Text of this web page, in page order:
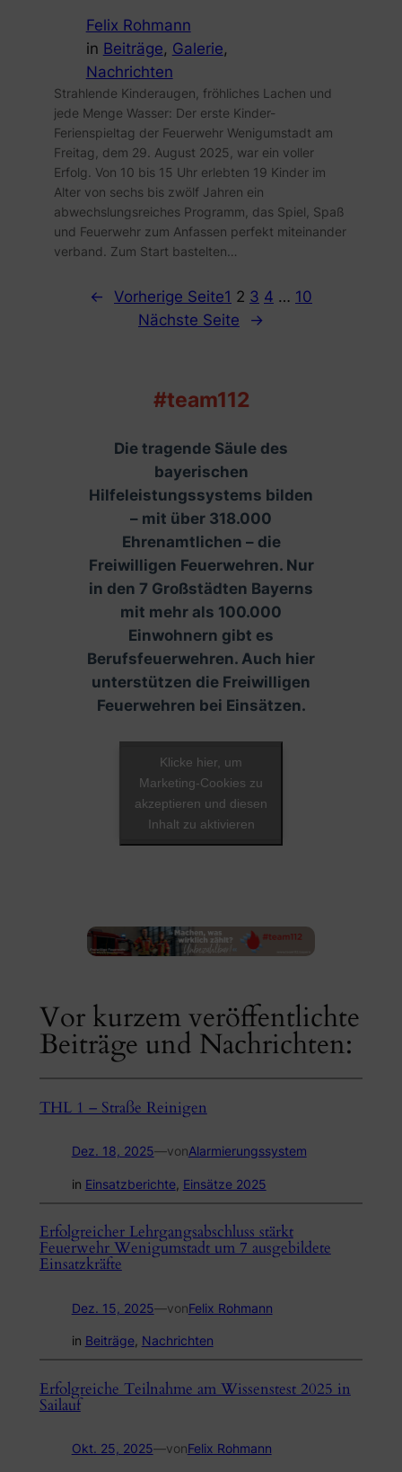
Felix Rohmann
in Beiträge, Galerie
Nachrichten
Strahlende Kinderaugen, fröhliches Lachen und
jede Menge Wasser: Der erste Kinder-
Ferienspieltag der Feuerwehr Wenigumstadt am
Freitag, dem 29. August 2025, war ein voller
Erfolg. Von 10 bis 15 Uhr erlebten 19 Kinder im
Alter von sechs bis zwölf Jahren ein
abwechslungsreiches Programm, das Spiel, Spaß
und Feuerwehr zum Anfassen perfekt miteinander
verband. Zum Start bastelten…
← Vorherige Seite1 2 3 4 … 10
Nächste Seite
→
#team112
Die tragende Säule des
bayerischen
Hilfeleistungssystems bilden
– mit über 318.000
Ehrenamtlichen – die
Freiwilligen Feuerwehren. Nur
in den 7 Großstädten Bayerns
mit mehr als 100.000
Einwohnern gibt es
Berufsfeuerwehren. Auch hier
unterstützen die Freiwilligen
Feuerwehren bei Einsätzen.
Klicke hier, um
Marketing-Cookies zu
akzeptieren und diesen
Inhalt zu aktivieren
Vor kurzem veröffentlichte
Beiträge und Nachrichten:
THL 1 – Straße Reinigen
Dez. 18, 2025—vonAlarmierungssystem
in Einsatzberichte, Einsätze 2025
Erfolgreicher Lehrgangsabschluss stärkt
Feuerwehr Wenigumstadt um 7 ausgebildete
Einsatzkräfte
Dez. 15, 2025—vonFelix Rohmann
in Beiträge, Nachrichten
Erfolgreiche Teilnahme am Wissenstest 2025 in
Sailauf
Okt. 25, 2025—vonFelix Rohmann